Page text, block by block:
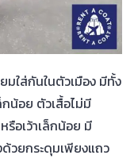
ใส่กันในตัวเมือง มีทั้ง
กน้อย ตัวเสื้อไม่มี
อเว้าเล็กน้อย มี
วยกระดุมเพียงแถว